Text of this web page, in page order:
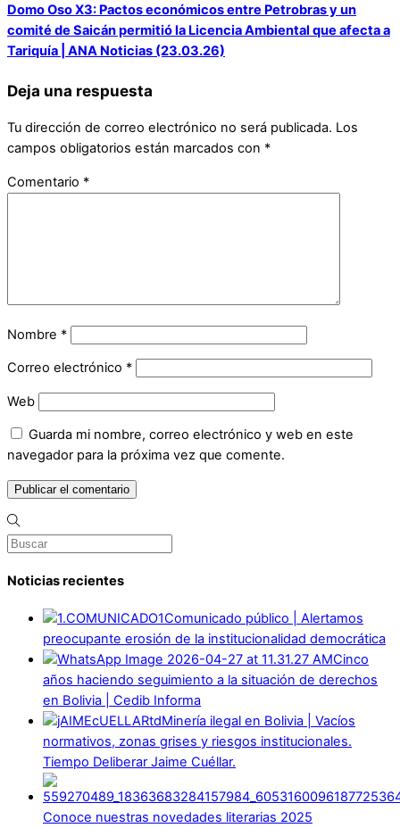
Domo Oso X3: Pactos económicos entre Petrobras y un
comité de Saicán permitió la Licencia Ambiental que afecta a
Tariquía | ANA Noticias (23.03.26)
Deja una respuesta
Tu dirección de correo electrónico no será publicada. Los
campos obligatorios están marcados con *
Comentario *
Nombre *
Correo electrónico *
Web
Guarda mi nombre, correo electrónico y web en este
navegador para la próxima vez que comente.
Noticias recientes
Comunicado público | Alertamos
preocupante erosión de la institucionalidad democrática
Cinco
años haciendo seguimiento a la situación de derechos
en Bolivia | Cedib Informa
Minería ilegal en Bolivia | Vacíos
normativos, zonas grises y riesgos institucionales.
Tiempo Deliberar Jaime Cuéllar.
Conoce nuestras novedades literarias 2025